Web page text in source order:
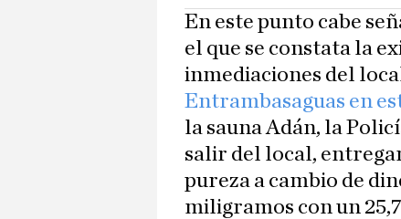
En este punto cabe
el que se constata la
inmediaciones del
Entrambasaguas en
la sauna Adán, la
salir del local,
pureza a cambio de
miligramos con un